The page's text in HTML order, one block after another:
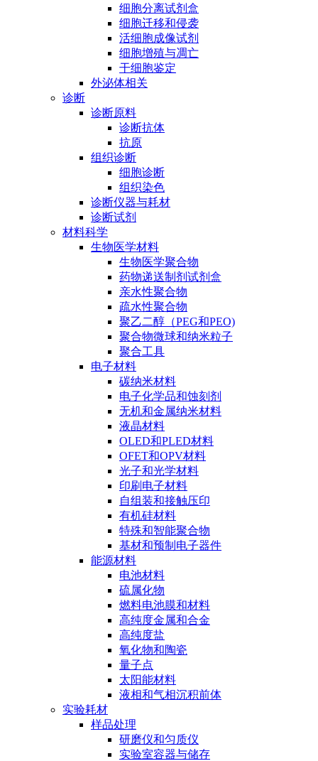
细胞分离试剂盒
细胞迁移和侵袭
活细胞成像试剂
细胞增殖与凋亡
干细胞鉴定
外泌体相关
诊断
诊断原料
诊断抗体
抗原
组织诊断
细胞诊断
组织染色
诊断仪器与耗材
诊断试剂
材料科学
生物医学材料
生物医学聚合物
药物递送制剂试剂盒
亲水性聚合物
疏水性聚合物
聚乙二醇（PEG和PEO)
聚合物微球和纳米粒子
聚合工具
电子材料
碳纳米材料
电子化学品和蚀刻剂
无机和金属纳米材料
液晶材料
OLED和PLED材料
OFET和OPV材料
光子和光学材料
印刷电子材料
自组装和接触压印
有机硅材料
特殊和智能聚合物
基材和预制电子器件
能源材料
电池材料
硫属化物
燃料电池膜和材料
高纯度金属和合金
高纯度盐
氧化物和陶瓷
量子点
太阳能材料
液相和气相沉积前体
实验耗材
样品处理
研磨仪和匀质仪
实验室容器与储存